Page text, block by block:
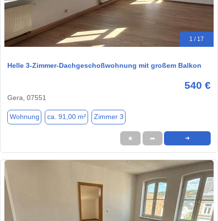
1 / 17
Helle 3-Zimmer-Dachgeschoßwohnung mit großem Balkon
540 €
Gera, 07551
Wohnung ca. 91,00 m² Zimmer 3
★ ➦ ➜